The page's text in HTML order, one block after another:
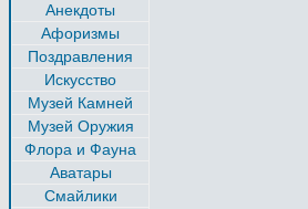
Анекдоты
Афоризмы
Поздравления
Искусство
Музей Камней
Музей Оружия
Флора и Фауна
Аватары
Смайлики